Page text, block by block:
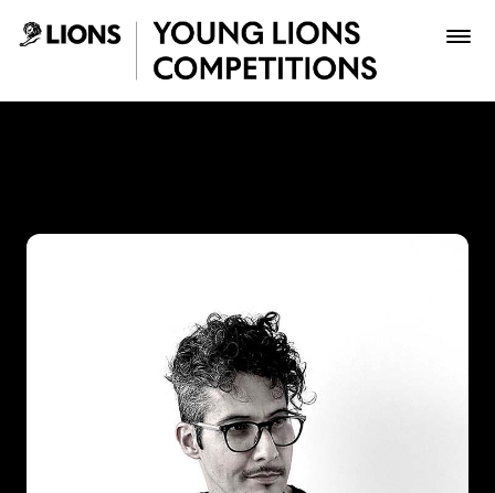
Saltar al contenido principal
Inscribir
Boletería